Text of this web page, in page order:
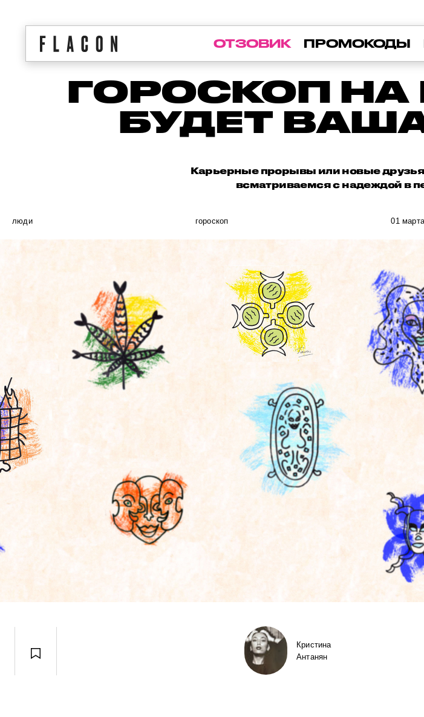
ОТЗОВИК ПРОМОКОДЫ
ГОРОСКОП НА
БУДЕТ
Карьерные прорывы или новые
всматриваемся с надеждой в
люди гороскоп 01
Кристина
Антанян